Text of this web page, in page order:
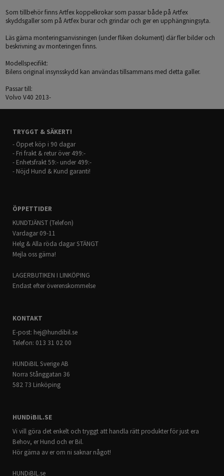
Som tillbehör finns Artfex koppelkrokar som passar både på Artfex
skyddsgaller som på Artfex burar och grindar och ger en upphängningsyta.
Läs gärna monteringsanvisningen (under fliken dokument) där fler bilder och
beskrivning av monteringen finns.
Modellspecifikt:
Bilens original insynsskydd kan användas tillsammans med detta galler.
Passar till:
Volvo V40 2013-
TRYGGT & SÄKERT!
- Öppet köp i 90 dagar
- Fri frakt & retur över 499:-
- Enhetsfrakt 59:- under 499:-
- Nöjd Hund & Kund garanti!
ÖPPETTIDER
KUNDTJÄNST (Telefon)
Vardagar 09-11
Helg & Alla röda dagar STÄNGT
Mejla oss gärna!
LAGERBUTIKEN I LINKÖPING
Endast efter överenskommelse
KONTAKT
E-post: hej@hundibil.se
Telefon: 013 31 02 00
HUNDiBIL Sverige AB
Norra Stånggatan 36
582 73 Linköping
HUNDiBIL.SE
Vi vill göra det enkelt och tryggt att handla rätt produkter för just era
Behov, er Hund och er Bil.
Hör gärna av er om ni saknar något!
HUNDiBIL.se